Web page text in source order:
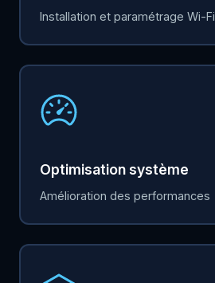
Installation et paramétrage Wi-
Optimisation système
Amélioration des performances